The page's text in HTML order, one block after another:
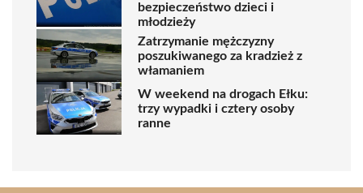
bezpieczeństwo dzieci i
młodzieży
Zatrzymanie mężczyzny
poszukiwanego za kradzież z
włamaniem
W weekend na drogach Ełku:
trzy wypadki i cztery osoby
ranne